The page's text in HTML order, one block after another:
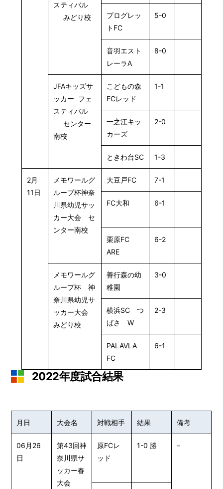
スティバル
みどり校
プログレッ
トFC
5-0
音羽エスト
レーラA
8-0
JFAキッズサ
ッカー フェ
スティバル
センター
南校
こどもの森
FCレッド
1-1
一之江キッ
カーズ
2-0
ときわ台SC 1-3
2月
11日
メモワールグ
ループ杯神奈
川県幼児サッ
カー大会 セ
ンター南校
大豆戸FC 7-1
FC大和 6-1
栗原FC
ARE
6-2
メモワールグ
ループ杯 神
奈川県幼児サ
ッカー大会
みどり校
善行森の幼
稚園
3-0
横浜SC つ
ばさ W
2-3
PALAVLA
FC
6-1
2022年度試合結果
月日 大会名 対戦相手 結果 備考
06月26
日
第43回神
奈川県サ
ッカー春
大会
原FCレ
ッド
1-0 勝 –